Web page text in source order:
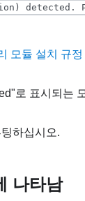
detected.
모듈 설치 규정
로 표시되는
하십시오.
나타남